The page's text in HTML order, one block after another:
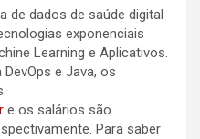
de dados de saúde digital
exponenciais
Learning e Aplicativos.
e Java, os
e os salários são
Para saber